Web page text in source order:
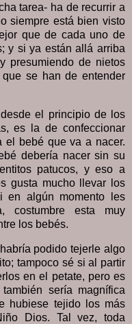
tarea- ha de recurrir a
siempre está bien visto
que de cada uno de
y si ya están allá arriba
presumiendo de nietos
se han de entender
el principio de los
es la de confeccionar
el bebé que va a nacer.
debería nacer sin su
patucos, y eso a
gusta mucho llevar los
en algún momento les
costumbre esta muy
los bebés.
podido tejerle algo
tampoco sé si al partir
en el petate, pero es
sería magnífica
hubiese tejido los más
Dios. Tal vez, toda